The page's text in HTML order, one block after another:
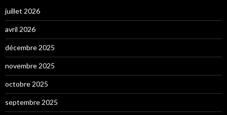
juillet 2026
avril 2026
décembre 2025
novembre 2025
octobre 2025
septembre 2025